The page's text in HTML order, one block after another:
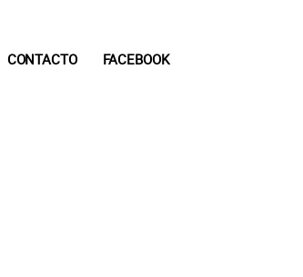
CONTACTO
FACEBOOK